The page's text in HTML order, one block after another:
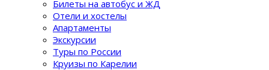
Билеты на автобус и ЖД
Отели и хостелы
Апартаменты
Экскурсии
Туры по России
Круизы по Карелии